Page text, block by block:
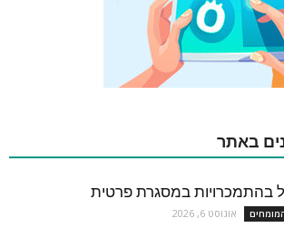
באתר
בהתמכרויות במסגרת פרטית
אוגוסט 6, 2026